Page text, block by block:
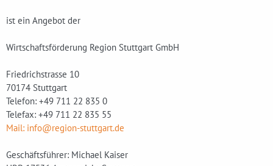
ist ein Angebot der
Wirtschaftsförderung Region Stuttgart GmbH
Friedrichstrasse 10
70174 Stuttgart
Telefon: +49 711 22 835 0
Telefax: +49 711 22 835 55
Mail: info@region-stuttgart.de
Geschäftsführer: Michael Kaiser